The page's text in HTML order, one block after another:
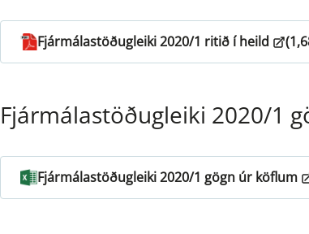
Fjármálastöðugleiki 2020/1 ritið í heild
Fjármálastöðugleiki 2020/1
Fjármálastöðugleiki 2020/1 gögn úr köflum